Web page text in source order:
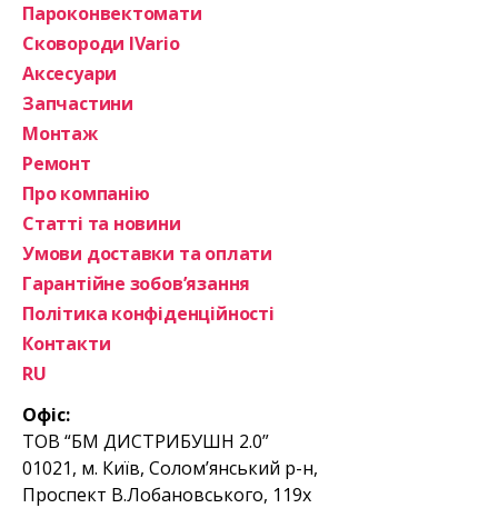
Офіс:
ТОВ “БМ ДИСТРИБУШН 2.0”
01021, м. Київ, Солом’янський р-н,
Проспект В.Лобановського, 119х
Пароконвектомати
Сковороди IVario
Аксесуари
Запчастини
Монтаж
Ремонт
Про компанію
Статті та новини
Умови доставки та оплати
Гарантійне зобов’язання
Політика конфіденційності
Контакти
RU